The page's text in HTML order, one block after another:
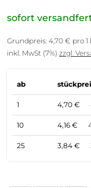
sofort
Grundpreis: 4,70 € pro 1
inkl. MwSt (7%) zzgl.
ab
1 4,70 €
10 4,16 €
25 3,84 €